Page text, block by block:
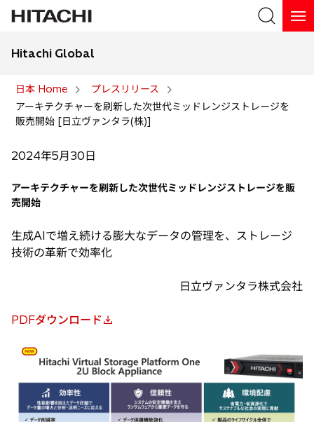
検索
Hitachi Global
日本 Home
プレスリリース
アーキテクチャーを刷新した次世代ミッドレンジストレージを
販売開始 [日立ヴァンタラ(株)]
2024年5月30日
アーキテクチャーを刷新した次世代ミッドレンジストレージを販
売開始
生成AIで増え続ける膨大なデータの管理を、ストレージ
技術の革新で効率化
日立ヴァンタラ株式会社
PDFダウンロード
新
で